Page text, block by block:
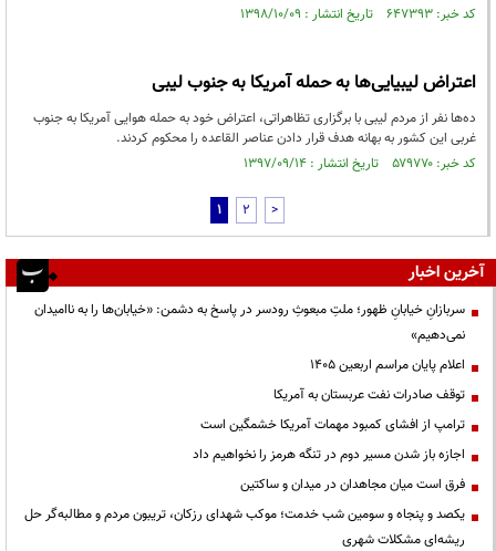
کد خبر: ۶۴۷۳۹۳ تاریخ انتشار : ۱۳۹۸/۱۰/۰۹
اعتراض لیبیایی‌ها به حمله آمریکا به جنوب لیبی
ده‌ها نفر از مردم لیبی با برگزاری تظاهراتی، اعتراض خود به حمله هوایی آمریکا به جنوب
غربی این کشور به بهانه هدف قرار دادن عناصر القاعده را محکوم کردند.
کد خبر: ۵۷۹۷۷۰ تاریخ انتشار : ۱۳۹۷/۰۹/۱۴
1 2 >
آخرین اخبار
سربازانِ خیابانِ ظهور؛ ملتِ مبعوثِ رودسر در پاسخ به دشمن: «خیابان‌ها را به ناامیدان
نمی‌دهیم»
اعلام پایان مراسم اربعین ۱۴۰۵
توقف صادرات نفت عربستان به آمریکا
ترامپ از افشای کمبود مهمات آمریکا خشمگین است
اجازه باز شدن مسیر دوم در تنگه هرمز را نخواهیم داد
فرق است میان مجاهدان در میدان و ساکتین
یکصد و پنجاه و سومین شب خدمت؛ موکب شهدای رزکان، تریبون مردم و مطالبه‌گر حل
ریشه‌ای مشکلات شهری